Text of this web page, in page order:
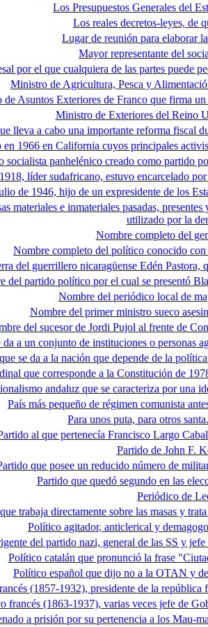
Los Presupuestos Generales del
Los reales decretos-leyes, de
Lugar de reunión para elaborar
Mayor representante del
por el que cualquiera de las partes puede
Ministro de Agricultura, Pesca y
de Asuntos Exteriores de Franco que firma
Ministro de Exteriores del Reino
lleva a cabo una importante reforma fiscal
1966 en California cuyos principales
socialista panhelénico creado como partido
líder sudafricano, estuvo encarcelado
de 1946, hijo de un expresidente de los
materiales e inmateriales pasadas,
utilizado por la
Nombre completo del
Nombre completo del político conocido
del guerrillero nicaragüense Edén Pastora,
del partido político por el cual se presentó
Nombre del periódico local de
Nombre del primer ministro sueco
del sucesor de Jordi Pujol al frente de
a un conjunto de instituciones o personas
se da a la nación que depende de la
que corresponde a la Constitución de
andaluz que se caracteriza por una
País más pequeño de régimen comunista
Para unos puta, para otros
al que pertenecía Francisco Largo
Partido de John F.
que posee un reducido número de
Partido que quedó segundo en las
Periódico de
trabaja directamente sobre las masas y
Político agitador, anticlerical y
del partido nazi, general de las SS y
Político catalán que pronunció la frase
Político español que dijo no a la OTAN y
(1857-1932), presidente de la república
francés (1863-1937), varias veces jefe de
a prisión por su pertenencia a los Mau-